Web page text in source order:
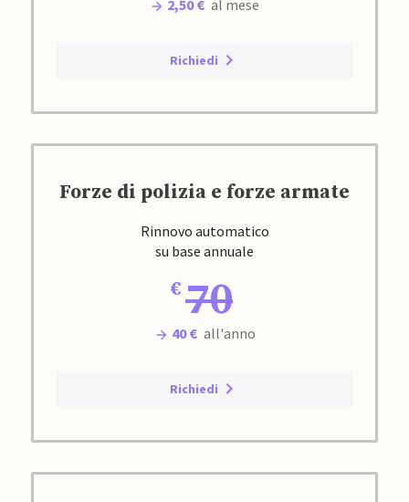
2,50 € al mese
Richiedi
Forze di polizia e forze armate
Rinnovo automatico
su base annuale
70
40 € all'anno
Richiedi